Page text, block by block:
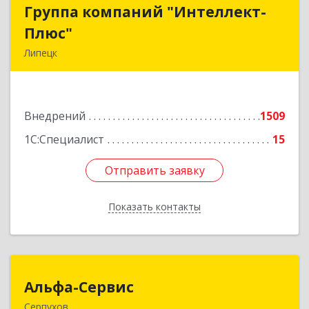
Группа компаний "Интеллект-
Плюс"
Липецк
Внедрений
1509
1С:Специалист
15
Отправить заявку
Показать контакты
Группа компаний "Интеллект-
Подробнее
Отправить заявку
Назад
Альфа-Сервис
Серпухов